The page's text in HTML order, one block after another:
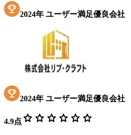
2024年 ユーザー満足優良会社
2024年 ユーザー満足優良会社
4.9点 star star star star star star